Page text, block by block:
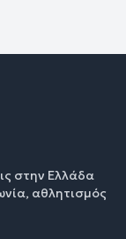
στην Ελλάδα
αθλητισμός